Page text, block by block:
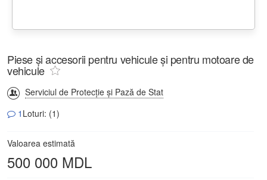
Piese și accesorii pentru vehicule și pentru motoare de
vehicule
Serviciul de Protecție și Pază de Stat
1 Loturi: (1)
Valoarea estimată
500 000 MDL